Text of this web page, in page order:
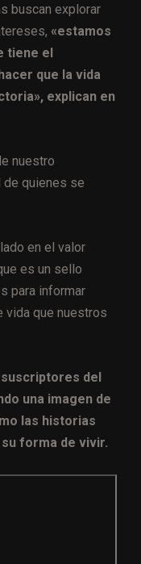
buscan explorar
«estamos
tiene el
que la vida
explican en
nuestro
de quienes se
en el valor
es un sello
para informar
que nuestros
del
una imagen de
las historias
forma de vivir.